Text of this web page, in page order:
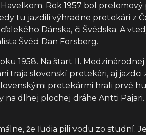
Rok 1957 bol
tu jazdili výhradne pretekári z
Dánska, či Švédska. A
Švéd Dan Forsberg.
1958. Na štart II.
slovenskí pretekári, aj jazdci
pretekármi hrali prvé
dlhej plochej dráhe Antti
že ľudia pili vodu zo studní.